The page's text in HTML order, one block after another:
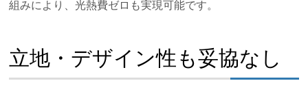
組みにより、光熱費ゼロも実現可能です。
立地・デザイン性も妥協なし